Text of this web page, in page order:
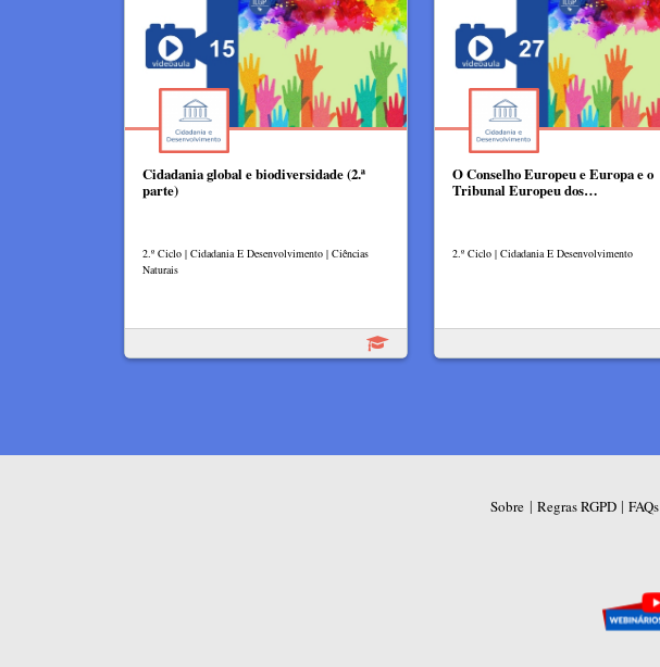
Cidadania global e biodiversidade (2.ª
parte)
2.º Ciclo | Cidadania E Desenvolvimento | Ciências
Naturais
O Conselho Europeu e Europa e o
Tribunal Europeu dos…
2.º Ciclo | Cidadania E Desenvolvimento
Sobre | Regras RGPD | FAQs